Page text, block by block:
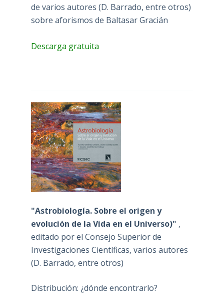
de varios autores (D. Barrado, entre otros)
sobre aforismos de Baltasar Gracián
Descarga gratuita
"Astrobiología. Sobre el origen y
evolución de la Vida en el Universo)" ,
editado por el Consejo Superior de
Investigaciones Científicas, varios autores
(D. Barrado, entre otros)
Distribución: ¿dónde encontrarlo?